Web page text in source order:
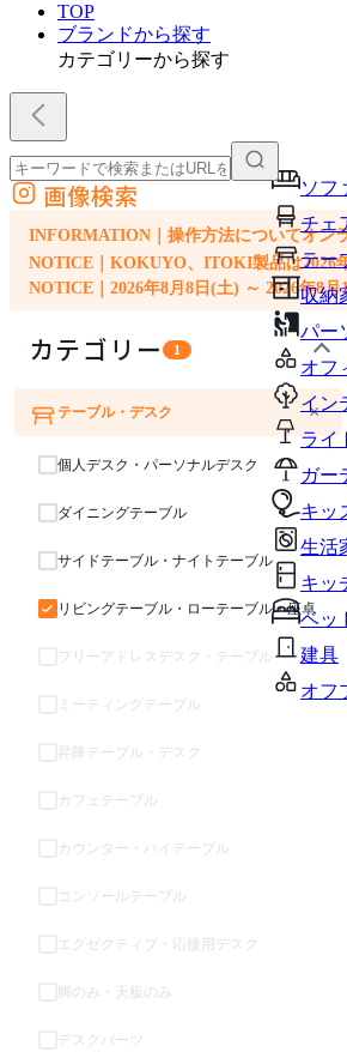
TOP
ブランドから探す
カテゴリーから探す
ソフ
チェ
テー
収納
パー
オフ
イン
ライ
ガー
キッ
生活
キッ
ベッ
建具
オフ
外部サイトの商品をカートに追加
他のサイトで見つけた商品ページのURLを貼り付けて、カートに
画像検索
INFORMATION｜操作方法についてオン
NOTICE｜KOKUYO、ITOKI製品は2026
NOTICE｜2026年8月8日(土) ～ 2026年8
カテゴリー 1
ソファ
チェア・椅子
テーブル・デスク ×
個人デスク・パーソナルデスク
ダイニングテーブル
サイドテーブル・ナイトテーブル
リビングテーブル・ローテーブル・座卓
フリーアドレスデスク・テーブル
ミーティングテーブル
昇降テーブル・デスク
カフェテーブル
カウンター・ハイテーブル
コンソールテーブル
エグゼクティブ・応接用デスク
脚のみ・天板のみ
デスクパーツ